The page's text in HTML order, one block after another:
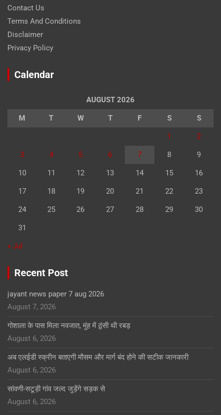
Contact Us
Terms And Conditions
Disclaimer
Privacy Policy
Calendar
AUGUST 2026
M T W T F S S
1 2
3 4 5 6 7 8 9
10 11 12 13 14 15 16
17 18 19 20 21 22 23
24 25 26 27 28 29 30
31
« Jul
Recent Post
jayant news paper 7 aug 2026
August 7, 2026
गोशाला के पास मिला नवजात, मुंह में ठूंसी थी रबड़
August 6, 2026
अब एलईडी स्क्रीन बताएगी मौसम और मार्ग बंद होने की सटीक जानकारी
August 6, 2026
सांवणी-सटूड़ी गांव जल्द जुड़ेंगे सड़क से
August 6, 2026